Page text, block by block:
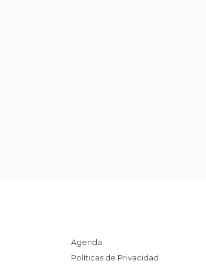
Agenda
Políticas de Privacidad